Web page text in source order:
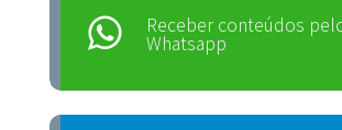
Receber conteúdos
Whatsapp